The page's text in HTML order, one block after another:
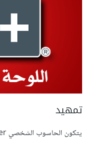
تمهيد